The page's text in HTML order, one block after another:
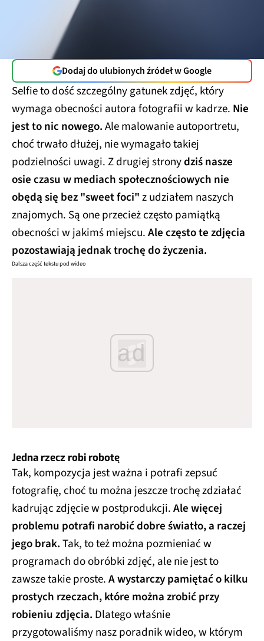
Dodaj do ulubionych źródeł w Google
Selfie to dość szczególny gatunek zdjęć, który
wymaga obecności autora fotografii w kadrze. Nie
jest to nic nowego.Ale malowanie autoportretu,
choć trwało dłużej, nie wymagało takiej
podzielności uwagi. Z drugiej stronydziś nasze
osie czasu w mediach społecznościowych nie
obędą się bez "sweet foci"z udziałem naszych
znajomych. Są one przecież często pamiątką
obecności w jakimś miejscu.Ale często te zdjęcia
pozostawiają jednak trochę do życzenia.
Dalsza część tekstu pod wideo
ad
Jedna rzecz robi robotę
Tak, kompozycja jest ważna i potrafi zepsuć
fotografię, choć tu można jeszcze trochę zdziałać
kadrując zdjęcie w postprodukcji.Ale więcej
problemu potrafi narobić dobre światło, a raczej
jego brak.Tak, to też można pozmieniać w
programach do obróbki zdjęć, ale nie jest to
zawsze takie proste.A wystarczy pamiętać o kilku
prostych rzeczach, które można zrobić przy
robieniu zdjęcia. Dlatego właśnie
przygotowaliśmy nasz poradnik wideo, w którym